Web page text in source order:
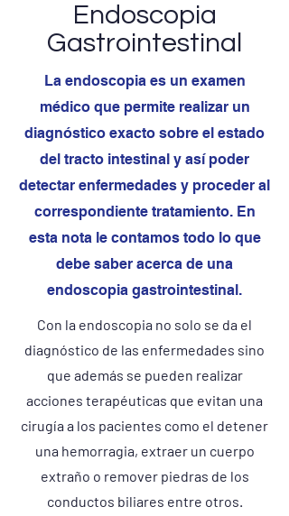
Endoscopia
Gastrointestinal
La endoscopia es un examen
médico que permite realizar un
diagnóstico exacto sobre el estado
del tracto intestinal y así poder
detectar enfermedades y proceder al
correspondiente tratamiento. En
esta nota le contamos todo lo que
debe saber acerca de una
endoscopia gastrointestinal.
Con la endoscopia no solo se da el
diagnóstico de las enfermedades sino
que además se pueden realizar
acciones terapéuticas que evitan una
cirugía a los pacientes como el detener
una hemorragia, extraer un cuerpo
extraño o remover piedras de los
conductos biliares entre otros.